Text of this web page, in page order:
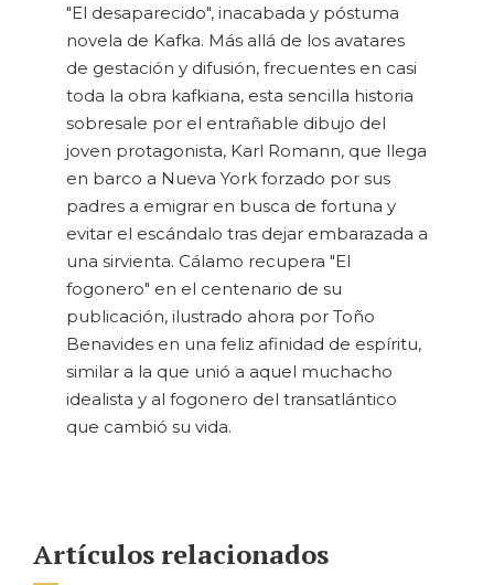
"El desaparecido", inacabada y póstuma
novela de Kafka. Más allá de los avatares
de gestación y difusión, frecuentes en casi
toda la obra kafkiana, esta sencilla historia
sobresale por el entrañable dibujo del
joven protagonista, Karl Romann, que llega
en barco a Nueva York forzado por sus
padres a emigrar en busca de fortuna y
evitar el escándalo tras dejar embarazada a
una sirvienta. Cálamo recupera "El
fogonero" en el centenario de su
publicación, ilustrado ahora por Toño
Benavides en una feliz afinidad de espíritu,
similar a la que unió a aquel muchacho
idealista y al fogonero del transatlántico
que cambió su vida.
Artículos relacionados